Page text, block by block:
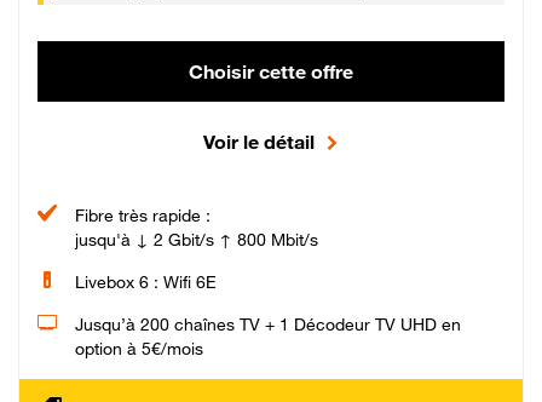
Choisir cette offre
Voir le détail
Fibre très rapide :
jusqu'à ↓ 2 Gbit/s ↑ 800 Mbit/s
Livebox 6 : Wifi 6E
Jusqu’à 200 chaînes TV + 1 Décodeur TV UHD en
option à 5€/mois